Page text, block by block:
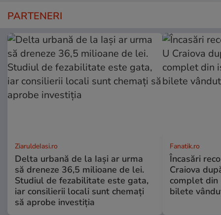
PARTENERI
ZiaruldeIasi.ro
Delta urbană de la Iași ar urma
să dreneze 36,5 milioane de lei.
Studiul de fezabilitate este gata,
iar consilierii locali sunt chemați
să aprobe investiția
Fanatik.ro
Încasări
Craiova
complet din
bilete